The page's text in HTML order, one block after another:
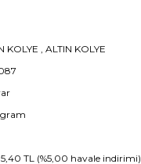
KOLYE
ALTIN KOLYE
TL (%5,00 havale indirimi)